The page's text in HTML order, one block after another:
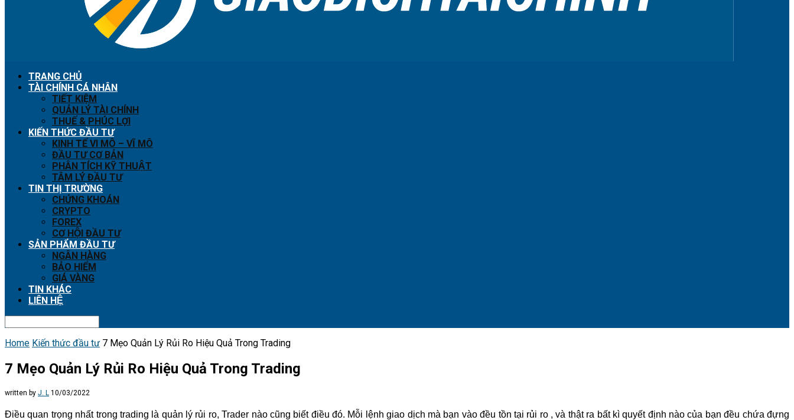
TRANG CHỦ
TÀI CHÍNH CÁ NHÂN
TIẾT KIỆM
QUẢN LÝ TÀI CHÍNH
THUẾ & PHÚC LỢI
KIẾN THỨC ĐẦU TƯ
KINH TẾ VI MÔ – VĨ MÔ
ĐẦU TƯ CƠ BẢN
PHÂN TÍCH KỸ THUẬT
TÂM LÝ ĐẦU TƯ
TIN THỊ TRƯỜNG
CHỨNG KHOÁN
CRYPTO
FOREX
CƠ HỘI ĐẦU TƯ
SẢN PHẨM ĐẦU TƯ
NGÂN HÀNG
BẢO HIỂM
GIÁ VÀNG
TIN KHÁC
LIÊN HỆ
Home Kiến thức đầu tư 7 Mẹo Quản Lý Rủi Ro Hiệu Quả Trong Trading
7 Mẹo Quản Lý Rủi Ro Hiệu Quả Trong Trading
written by J. L 10/03/2022
Điều quan trọng nhất trong trading là quản lý rủi ro, Trader nào cũng biết điều đó. Mỗi lệnh giao dịch mà bạn vào đều tồn tại rủi ro , và thật ra bất kì quyết định nào của bạn đều chứa đựng